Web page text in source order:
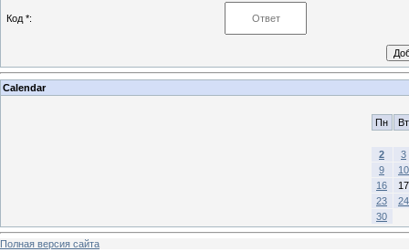
Код *:
Calendar
Пн Вт
2
3
9
10
16
17
23
24
30
Полная версия сайта